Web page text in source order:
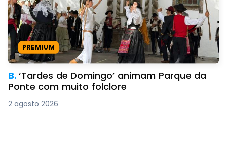
PREMIUM
B.‘Tardes de Domingo’ animam Parque da
Ponte com muito folclore
2 agosto 2026